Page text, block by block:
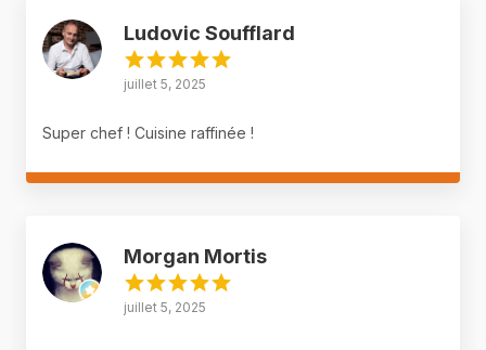
Ludovic Soufflard
juillet 5, 2025
Super chef ! Cuisine raffinée !
Morgan Mortis
juillet 5, 2025